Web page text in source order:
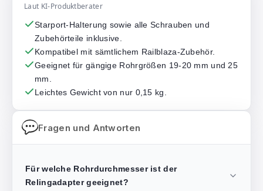
Laut KI-Produktberater
Starport-Halterung sowie alle Schrauben und
Zubehörteile inklusive.
Kompatibel mit sämtlichem Railblaza-Zubehör.
Geeignet für gängige Rohrgrößen 19-20 mm und 25
mm.
Leichtes Gewicht von nur 0,15 kg.
Fragen und Antworten
Für welche Rohrdurchmesser ist der
Relingadapter geeignet?